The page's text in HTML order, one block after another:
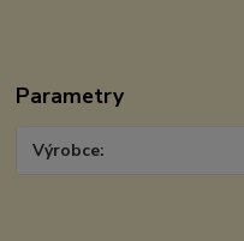
Parametry
Výrobce